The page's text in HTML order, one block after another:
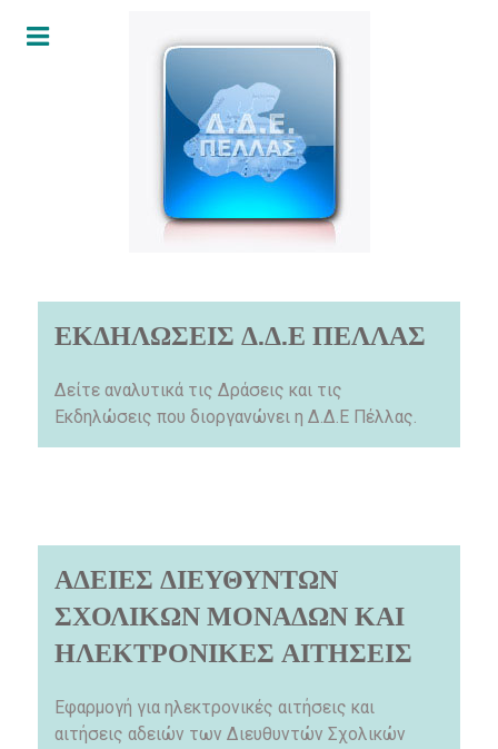
ΕΚΔΗΛΩΣΕΙΣ Δ.Δ.Ε ΠΕΛΛΑΣ
Δείτε αναλυτικά τις Δράσεις και τις
Εκδηλώσεις που διοργανώνει η Δ.Δ.Ε Πέλλας.
ΑΔΕΙΕΣ ΔΙΕΥΘΥΝΤΩΝ
ΣΧΟΛΙΚΩΝ ΜΟΝΑΔΩΝ ΚΑΙ
ΗΛΕΚΤΡΟΝΙΚΕΣ ΑΙΤΗΣΕΙΣ
Εφαρμογή για ηλεκτρονικές αιτήσεις και
αιτήσεις αδειών των Διευθυντών Σχολικών